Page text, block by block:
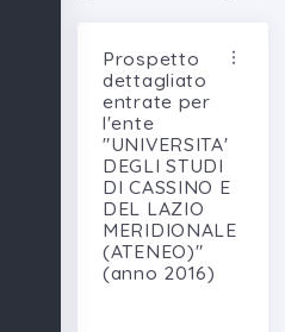
Prospetto
dettagliato
entrate per
l'ente
"UNIVERSITA'
DEGLI STUDI
DI CASSINO E
DEL LAZIO
MERIDIONALE
(ATENEO)"
(anno 2016)